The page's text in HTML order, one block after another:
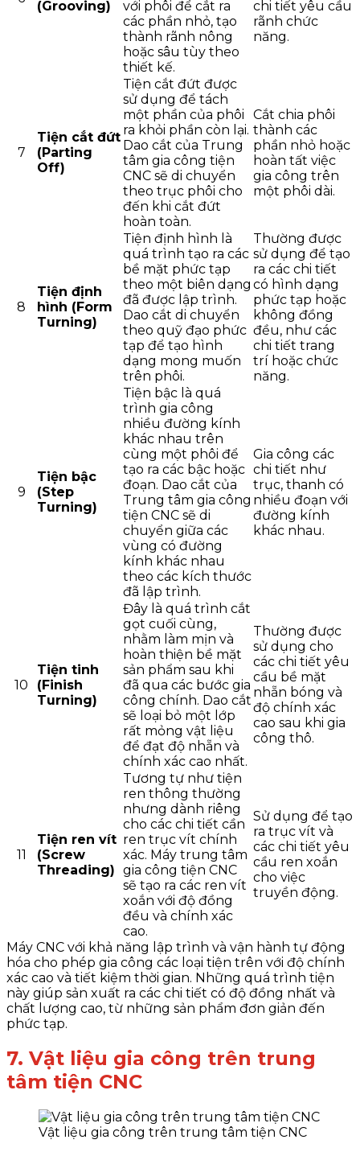
(Grooving)
với phôi để cắt ra
các phần nhỏ, tạo
thành rãnh nông
hoặc sâu tùy theo
thiết kế.
chi tiết yêu cầu
rãnh chức
năng.
7
Tiện cắt đứt
(Parting
Off)
Tiện cắt đứt được
sử dụng để tách
một phần của phôi
ra khỏi phần còn lại.
Dao cắt của Trung
tâm gia công tiện
CNC sẽ di chuyển
theo trục phôi cho
đến khi cắt đứt
hoàn toàn.
Cắt chia phôi
thành các
phần nhỏ hoặc
hoàn tất việc
gia công trên
một phôi dài.
8
Tiện định
hình (Form
Turning)
Tiện định hình là
quá trình tạo ra các
bề mặt phức tạp
theo một biên dạng
đã được lập trình.
Dao cắt di chuyển
theo quỹ đạo phức
tạp để tạo hình
dạng mong muốn
trên phôi.
Thường được
sử dụng để tạo
ra các chi tiết
có hình dạng
phức tạp hoặc
không đồng
đều, như các
chi tiết trang
trí hoặc chức
năng.
9
Tiện bậc
(Step
Turning)
Tiện bậc là quá
trình gia công
nhiều đường kính
khác nhau trên
cùng một phôi để
tạo ra các bậc hoặc
đoạn. Dao cắt của
Trung tâm gia công
tiện CNC sẽ di
chuyển giữa các
vùng có đường
kính khác nhau
theo các kích thước
đã lập trình.
Gia công các
chi tiết như
trục, thanh có
nhiều đoạn với
đường kính
khác nhau.
10
Tiện tinh
(Finish
Turning)
Đây là quá trình cắt
gọt cuối cùng,
nhằm làm mịn và
hoàn thiện bề mặt
sản phẩm sau khi
đã qua các bước gia
công chính. Dao cắt
sẽ loại bỏ một lớp
rất mỏng vật liệu
để đạt độ nhẵn và
chính xác cao nhất.
Thường được
sử dụng cho
các chi tiết yêu
cầu bề mặt
nhẵn bóng và
độ chính xác
cao sau khi gia
công thô.
11
Tiện ren vít
(Screw
Threading)
Tương tự như tiện
ren thông thường
nhưng dành riêng
cho các chi tiết cần
ren trục vít chính
xác. Máy trung tâm
gia công tiện CNC
sẽ tạo ra các ren vít
xoắn với độ đồng
đều và chính xác
cao.
Sử dụng để tạo
ra trục vít và
các chi tiết yêu
cầu ren xoắn
cho việc
truyền động.
Máy CNC với khả năng lập trình và vận hành tự động
hóa cho phép gia công các loại tiện trên với độ chính
xác cao và tiết kiệm thời gian. Những quá trình tiện
này giúp sản xuất ra các chi tiết có độ đồng nhất và
chất lượng cao, từ những sản phẩm đơn giản đến
phức tạp.
7. Vật liệu gia công trên trung
tâm tiện CNC
Vật liệu gia công trên trung tâm tiện CNC